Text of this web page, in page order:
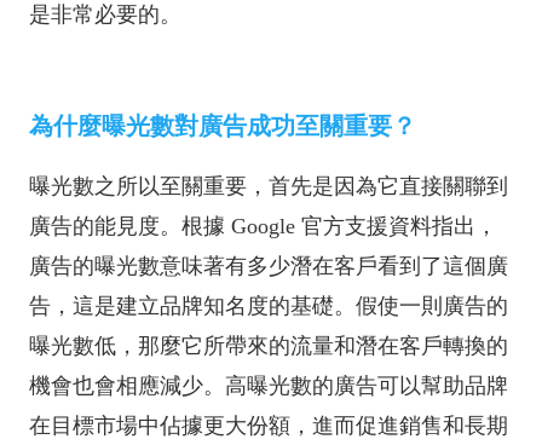
是非常必要的。
為什麼曝光數對廣告成功至關重要？
曝光數之所以至關重要，首先是因為它直接關聯到
廣告的能見度。根據 Google 官方支援資料指出，
廣告的曝光數意味著有多少潛在客戶看到了這個廣
告，這是建立品牌知名度的基礎。假使一則廣告的
曝光數低，那麼它所帶來的流量和潛在客戶轉換的
機會也會相應減少。高曝光數的廣告可以幫助品牌
在目標市場中佔據更大份額，進而促進銷售和長期